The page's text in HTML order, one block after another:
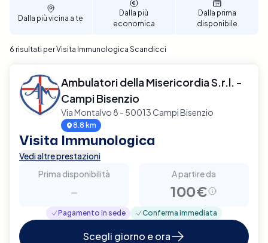
Dalla più vicina a te
Dalla più
economica
Dalla prima
disponibile
6 risultati per Visita Immunologica Scandicci
Ambulatori della Misericordia S.r.l. -
Campi Bisenzio
Via Montalvo 8 - 50013 Campi Bisenzio
8.8 km
Visita Immunologica
Vedi altre prestazioni
Prima disponibilità
-
A partire da
100€
Pagamento in sede Conferma immediata
Scegli giorno e ora